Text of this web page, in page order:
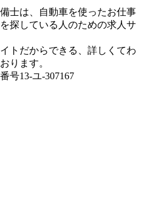
士は、自動車を使ったお仕事
探している人のための求人サ
トだからできる、詳しくてわ
ります。
号13-ユ-307167